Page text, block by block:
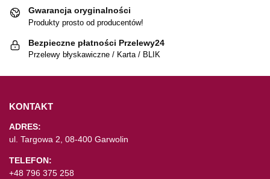
Gwarancja oryginalności
Produkty prosto od producentów!
Bezpieczne płatności Przelewy24
Przelewy błyskawiczne / Karta / BLIK
KONTAKT
ADRES:
ul. Targowa 2, 08-400 Garwolin
TELEFON:
+48 796 375 258